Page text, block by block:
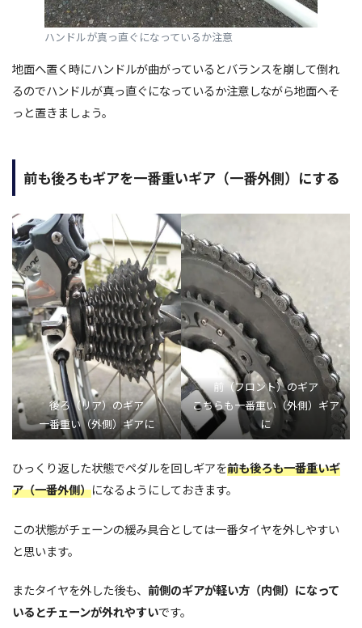
ハンドルが真っ直ぐになっているか注意
地面へ置く時にハンドルが曲がっているとバランスを崩して倒れ
るのでハンドルが真っ直ぐになっているか注意しながら地面へそ
っと置きましょう。
前も後ろもギアを一番重いギア（一番外側）にする
後ろ（リア）のギア
一番重い（外側）ギアに
前（フロント）のギア
こちらも一番重い（外側）ギア
に
ひっくり返した状態でペダルを回しギアを前も後ろも一番重いギ
ア（一番外側）になるようにしておきます。
この状態がチェーンの緩み具合としては一番タイヤを外しやすい
と思います。
またタイヤを外した後も、 前側のギアが軽い方（内側）になって
いるとチェーンが外れやすいです。